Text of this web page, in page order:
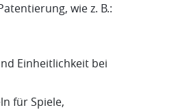
wie z. B.:
Einheitlichkeit bei
für Spiele,